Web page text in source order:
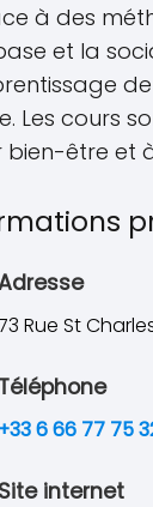
à des
et la
Les cours
être et
Rue St
Téléphone
+33 6 66 77 75
Site internet